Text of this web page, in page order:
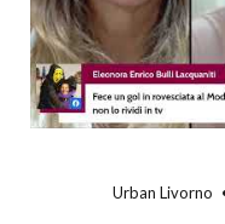
Urban Livorno